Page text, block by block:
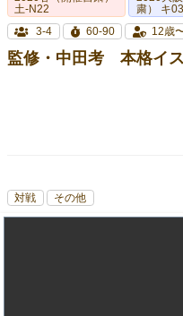
土-N22
粛） キ03
3-4
60-90 12歳
監修・中田考 本格イス
対戦 その他